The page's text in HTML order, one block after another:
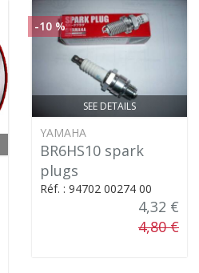
SEE DETAILS
-10 %
YAMAHA
BR6HS10 spark
plugs
Réf. : 94702 00274 00
4,32 €
4,80 €